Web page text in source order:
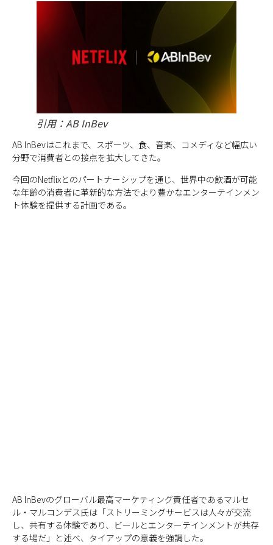
引用：AB InBev
AB InBevはこれまで、スポーツ、食、音楽、コメディなど幅広い
分野で消費者との接点を拡大してきた。
今回のNetflixとのパートナーシップを通じ、世界中の飲酒が可能
な年齢の消費者に革新的な方法でより豊かなエンターテインメン
ト体験を提供する計画である。
AB InBevのグローバル最高マーケティング責任者であるマルセ
ル・マルコンデス氏は「ストリーミングサービスは人々が交流
し、共有する体験であり、ビールとエンターテインメントが共存
する場だ」と述べ、タイアップの意義を強調した。